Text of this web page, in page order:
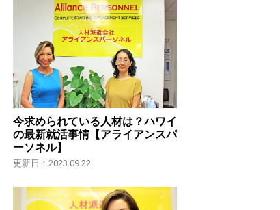
今求められている人材は？ハワイ
の最新就活事情【アライアンスパ
ーソネル】
更新日：2023.09.22